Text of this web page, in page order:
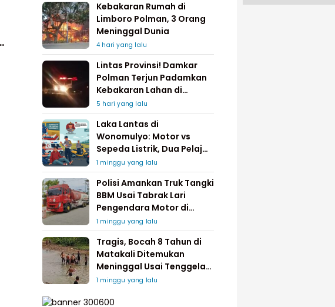
Kebakaran Rumah di
Limboro Polman, 3 Orang
Meninggal Dunia
4 hari yang lalu
Lintas Provinsi! Damkar
Polman Terjun Padamkan
Kebakaran Lahan di
Pinrang
5 hari yang lalu
Laka Lantas di
Wonomulyo: Motor vs
Sepeda Listrik, Dua Pelajar
Dilarikan ke Rumah Sakit
1 minggu yang lalu
Polisi Amankan Truk Tangki
BBM Usai Tabrak Lari
Pengendara Motor di
Matakali
1 minggu yang lalu
Tragis, Bocah 8 Tahun di
Matakali Ditemukan
Meninggal Usai Tenggelam
di Sungai
1 minggu yang lalu